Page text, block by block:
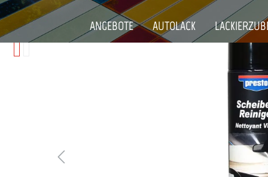
ANGEBOTE AUTOLACK
Bildergalerie überspringen